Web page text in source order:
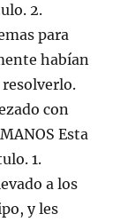
2.
para
habían
con
Esta
1.
a los
y les